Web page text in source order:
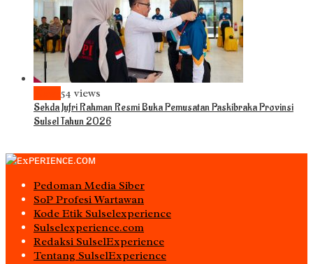
54 views
Sekda Jufri Rahman Resmi Buka Pemusatan Paskibraka Provinsi
Sulsel Tahun 2026
Pedoman Media Siber
S0P Profesi Wartawan
Kode Etik Sulselexperience
Sulselexperience.com
Redaksi SulselExperience
Tentang SulselExperience